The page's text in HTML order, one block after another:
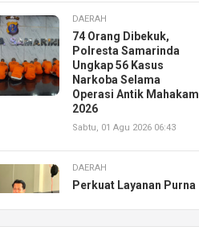
DAERAH
74 Orang Dibekuk,
Polresta Samarinda
Ungkap 56 Kasus
Narkoba Selama
Operasi Antik Mahakam
2026
Sabtu, 01 Agu 2026 06:43
DAERAH
Perkuat Layanan Purna
Resmikan AHASS